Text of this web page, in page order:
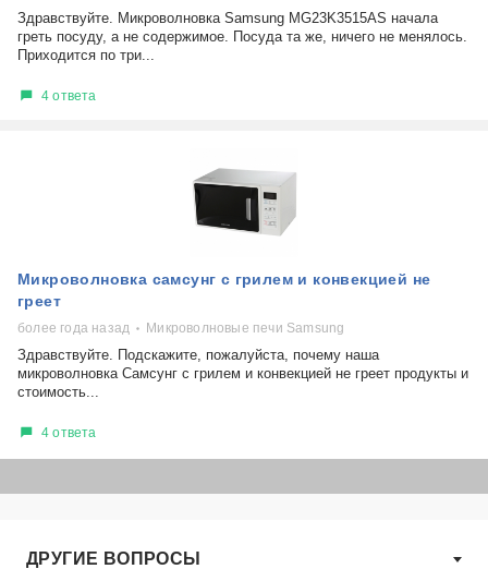
Здравствуйте. Микроволновка Samsung MG23K3515AS начала
греть посуду, а не содержимое. Посуда та же, ничего не менялось.
Приходится по три...
4 ответа
Микроволновка самсунг с грилем и конвекцией не
греет
более года назад Микроволновые печи Samsung
Здравствуйте. Подскажите, пожалуйста, почему наша
микроволновка Самсунг с грилем и конвекцией не греет продукты и
стоимость...
4 ответа
ДРУГИЕ ВОПРОСЫ